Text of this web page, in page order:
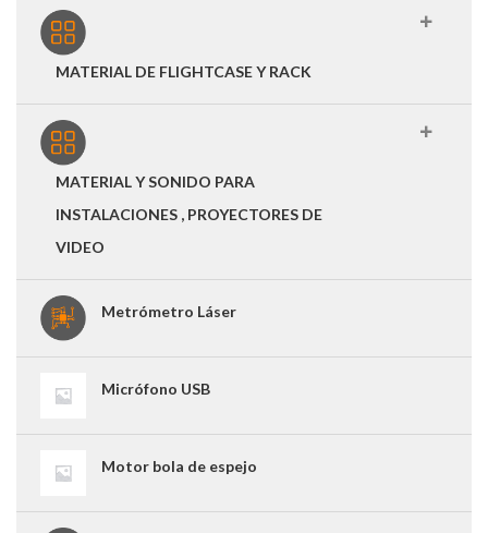
MATERIAL DE FLIGHTCASE Y RACK
MATERIAL Y SONIDO PARA
INSTALACIONES , PROYECTORES DE
VIDEO
Metrómetro Láser
Micrófono USB
Motor bola de espejo